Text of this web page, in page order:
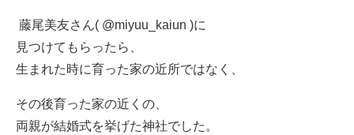
藤尾美友さん( @miyuu_kaiun )に
見つけてもらったら、
生まれた時に育った家の近所ではなく、
その後育った家の近くの、
両親が結婚式を挙げた神社でした。